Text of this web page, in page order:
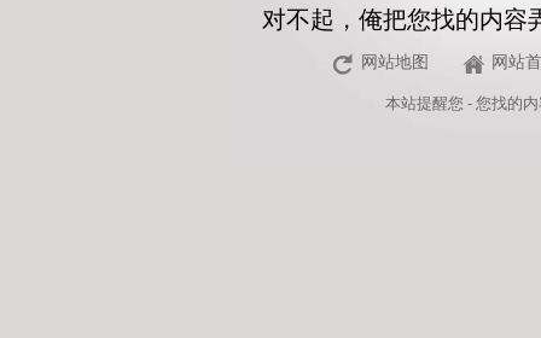
对不起，俺把您找的内容
网站地图 网站
本站提醒您 - 您找的